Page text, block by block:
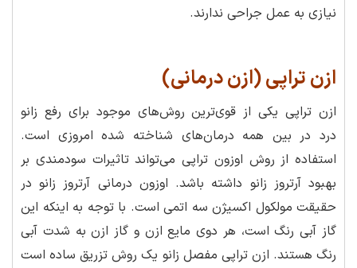
نیازی به عمل جراحی ندارند.
ازن تراپی (ازن درمانی)
ازن تراپی یکی از قوی‌ترین روش‌های موجود برای رفع زانو
درد در بین همه درمان‌های شناخته شده امروزی است.
استفاده از روش اوزون تراپی می‌تواند تاثیرات سودمندی بر
بهبود آرتروز زانو داشته باشد. اوزون درمانی آرتروز زانو در
حقیقت مولکول اکسیژن سه اتمی است. با توجه به اینکه این
گاز آبی رنگ است، هر دوی مایع ازن و گاز ازن به شدت آبی
رنگ هستند. ازن تراپی مفصل زانو یک روش تزریق ساده است